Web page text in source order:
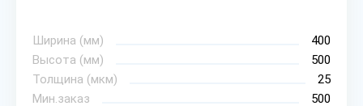
Ширина (мм)
400
Высота (мм)
500
Толщина (мкм)
25
Мин.заказ
500